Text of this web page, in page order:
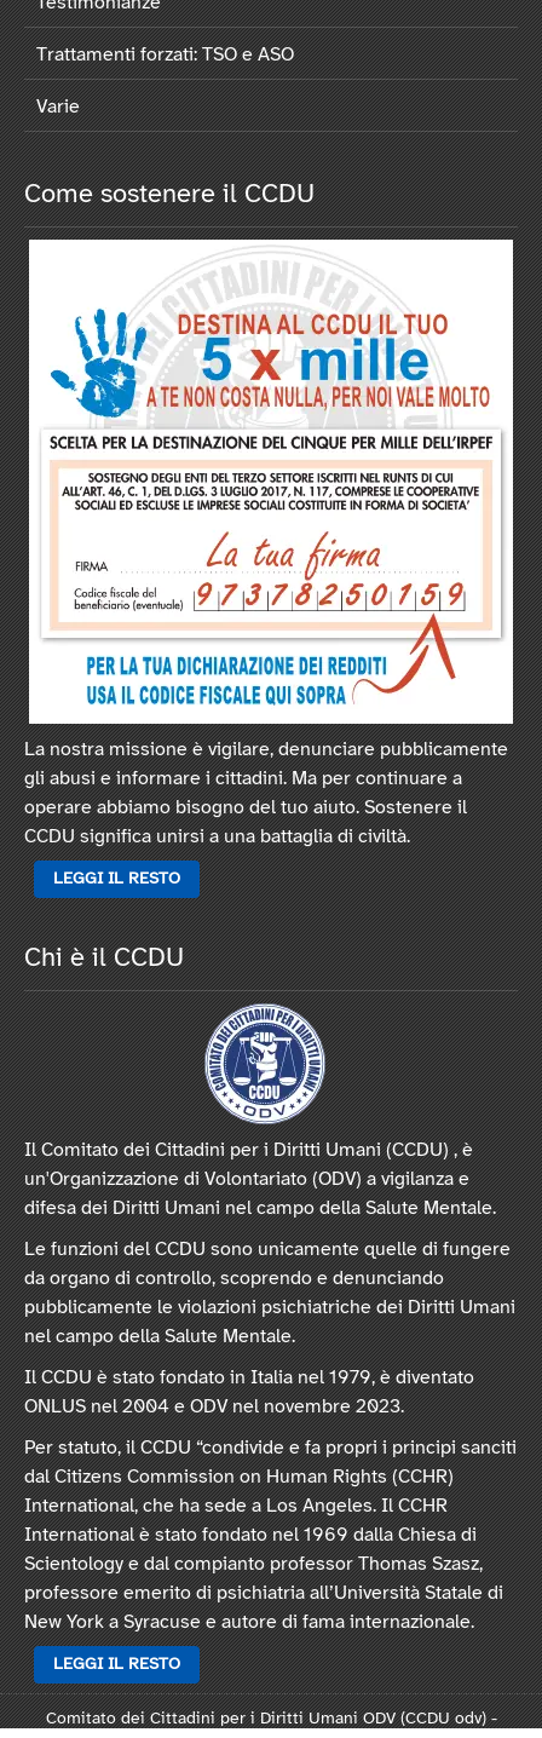
Trattamenti forzati: TSO e ASO
Varie
Come sostenere il CCDU
La nostra missione è vigilare, denunciare pubblicamente
gli abusi e informare i cittadini. Ma per continuare a
operare abbiamo bisogno del tuo aiuto. Sostenere il
CCDU significa unirsi a una battaglia di civiltà.
LEGGI IL RESTO
Chi è il CCDU
Il Comitato dei Cittadini per i Diritti Umani (CCDU) , è
un'Organizzazione di Volontariato (ODV) a vigilanza e
difesa dei Diritti Umani nel campo della Salute Mentale.
Le funzioni del CCDU sono unicamente quelle di fungere
da organo di controllo, scoprendo e denunciando
pubblicamente le violazioni psichiatriche dei Diritti Umani
nel campo della Salute Mentale.
Il CCDU è stato fondato in Italia nel 1979, è diventato
ONLUS nel 2004 e ODV nel novembre 2023.
Per statuto, il CCDU “condivide e fa propri i principi sanciti
dal Citizens Commission on Human Rights (CCHR)
International, che ha sede a Los Angeles. Il CCHR
International è stato fondato nel 1969 dalla Chiesa di
Scientology e dal compianto professor Thomas Szasz,
professore emerito di psichiatria all’Università Statale di
New York a Syracuse e autore di fama internazionale.
LEGGI IL RESTO
Comitato dei Cittadini per i Diritti Umani ODV (CCDU odv) -